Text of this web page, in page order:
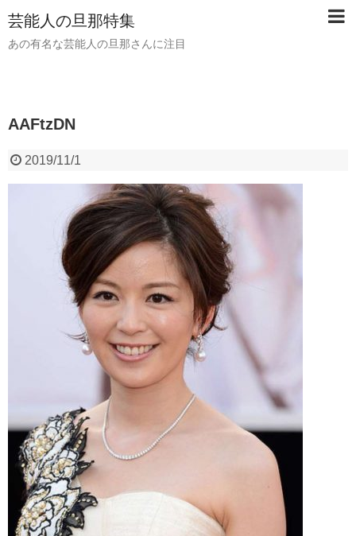
芸能人の旦那特集
あの有名な芸能人の旦那さんに注目
AAFtzDN
2019/11/1